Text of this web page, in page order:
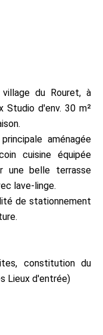
du Rouret, à
Studio d'env. 30 m²
aménagée
cuisine équipée
une belle terrasse
lave-linge.
de stationnement
constitution du
Lieux d'entrée)